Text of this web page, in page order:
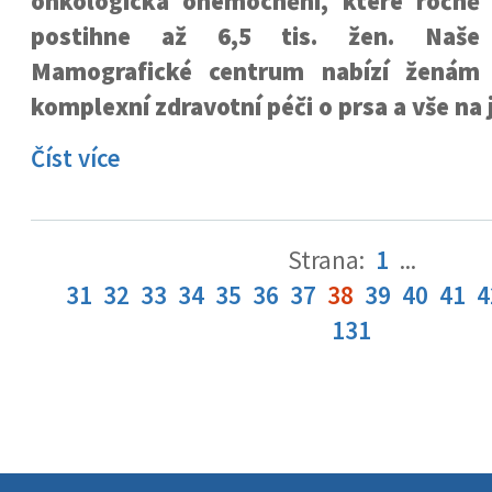
postihne až 6,5 tis. žen. Naše
Mamografické centrum nabízí ženám
komplexní zdravotní péči o prsa a vše
Číst více
Strana: 1 ...
31 32 33 34 35 36 37 38 39 40 41
131